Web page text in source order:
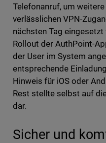
Telefonanruf, um
verlässlichen VPN-
nächsten Tag
Rollout der AuthPoint-
der User im System
entsprechende
Hinweis für iOS oder
Rest stellte selbst auf
dar.
Sicher und